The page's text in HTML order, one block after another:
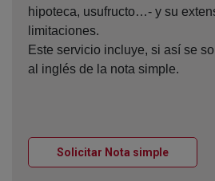
hipoteca, usufructo…- y su
limitaciones.
Este servicio incluye, si así se
al inglés de la nota simple.
Solicitar Nota simpleVentana